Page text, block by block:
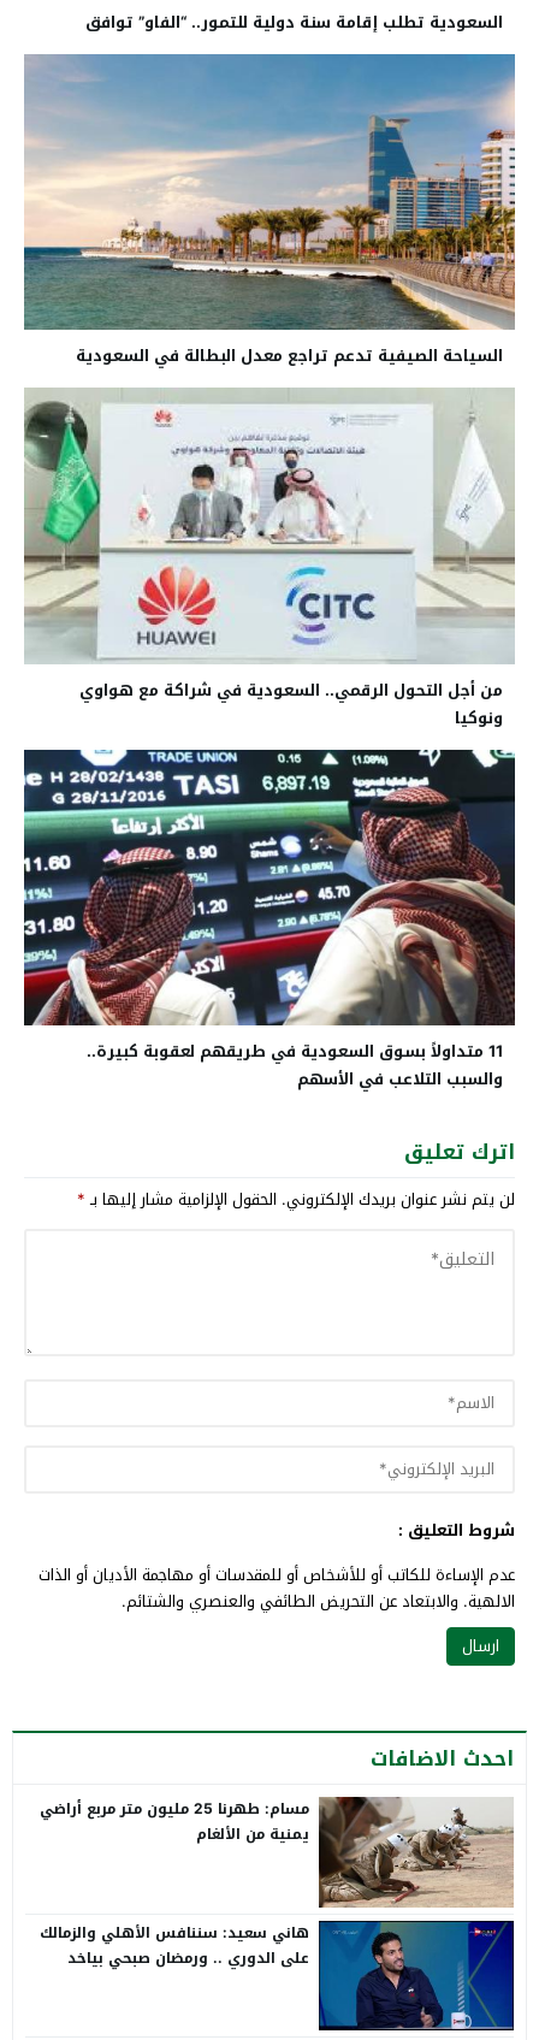
السعودية تطلب إقامة سنة دولية للتمور.. “الفاو” توافق
السياحة الصيفية تدعم تراجع معدل البطالة في السعودية
من أجل التحول الرقمي.. السعودية في شراكة مع هواوي
ونوكيا
11 متداولاً بسوق السعودية في طريقهم لعقوبة كبيرة..
والسبب التلاعب في الأسهم
اترك تعليق
لن يتم نشر عنوان بريدك الإلكتروني. الحقول الإلزامية مشار إليها بـ*
شروط التعليق :
عدم الإساءة للكاتب أو للأشخاص أو للمقدسات أو مهاجمة الأديان أو الذات
الالهية. والابتعاد عن التحريض الطائفي والعنصري والشتائم.
احدث الاضافات
مسام: طهرنا 25 مليون متر مربع أراضي
يمنية من الألغام
هاني سعيد: سننافس الأهلي والزمالك
على الدوري .. ورمضان صبحي بياخد